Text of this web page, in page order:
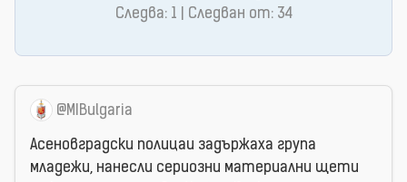
Следва: 1 | Следван от: 34
@MIBulgaria
Асеновградски полицаи задържаха група
младежи, нанесли сериозни материални щети